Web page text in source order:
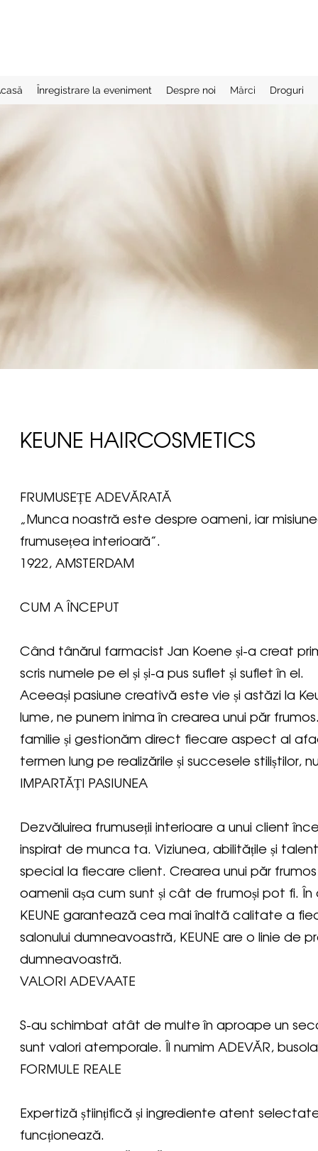
Înregistrare la eveniment Despre noi Mărci Droguri
KEUNE HAIRCOSMETICS
FRUMUSEȚE ADEVĂRATĂ
„Munca noastră este despre oameni, iar
frumusețea interioară”.
1922, AMSTERDAM
CUM A ÎNCEPUT
Când tânărul farmacist Jan Koene și-a creat
scris numele pe el și și-a pus suflet și suflet în el.
Aceeași pasiune creativă este vie și astăzi la
lume, ne punem inima în crearea unui păr
familie și gestionăm direct fiecare aspect al
termen lung pe realizările și succesele stiliștilor,
IMPARTĂȚI PASIUNEA
Dezvăluirea frumuseții interioare a unui client
inspirat de munca ta. Viziunea, abilitățile și
special la fiecare client. Crearea unui păr
oamenii așa cum sunt și cât de frumoși pot fi.
KEUNE garantează cea mai înaltă calitate a
salonului dumneavoastră, KEUNE are o linie
dumneavoastră.
VALORI ADEVAATE
S-au schimbat atât de multe în aproape un
sunt valori atemporale. Îl numim ADEVĂR,
FORMULE REALE
Expertiză științifică și ingrediente atent
funcționează.